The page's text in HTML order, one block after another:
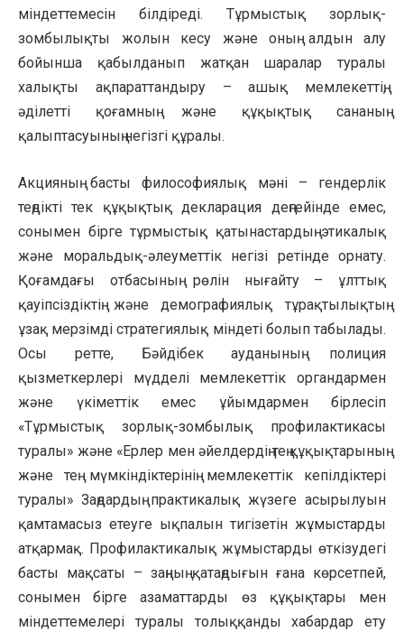
міндеттемесін білдіреді. Тұрмыстық зорлық-
зомбылықты жолын кесу және оның алдын алу
бойынша қабылданып жатқан шаралар туралы
халықты ақпараттандыру – ашық мемлекеттің,
әділетті қоғамның және құқықтық сананың
қалыптасуының негізгі құралы.
Акцияның басты философиялық мәні – гендерлік
теңдікті тек құқықтық декларация деңгейінде емес,
сонымен бірге тұрмыстық қатынастардың этикалық
және моральдық-әлеуметтік негізі ретінде орнату.
Қоғамдағы отбасының рөлін нығайту – ұлттық
қауіпсіздіктің және демографиялық тұрақтылықтың
ұзақ мерзімді стратегиялық міндеті болып табылады.
Осы ретте, Бәйдібек ауданының полиция
қызметкерлері мүдделі мемлекеттік органдармен
және үкіметтік емес ұйымдармен бірлесіп
«Тұрмыстық зорлық-зомбылық профилактикасы
туралы» және «Ерлер мен әйелдердің тең құқықтарының
және тең мүмкіндіктерінің мемлекеттік кепілдіктері
туралы» Заңдардың практикалық жүзеге асырылуын
қамтамасыз етеуге ықпалын тигізетін жұмыстарды
атқармақ. Профилактикалық жұмыстарды өткізудегі
басты мақсаты – заңның қатаңдығын ғана көрсетпей,
сонымен бірге азаматтарды өз құқықтары мен
міндеттемелері туралы толыққанды хабардар ету